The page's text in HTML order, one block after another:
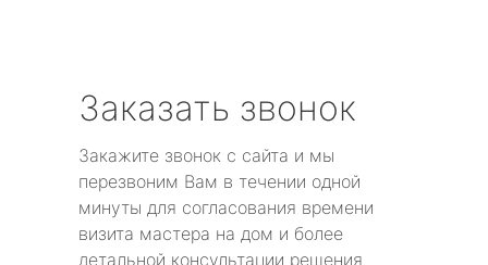
Заказать звонок
Закажите звонок с сайта и мы
перезвоним Вам в течении одной
минуты для согласования времени
визита мастера на дом и более
детальной консультации решения